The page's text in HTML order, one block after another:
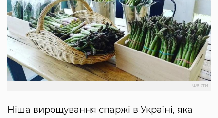
Факти
Ніша вирощування спаржі в Україні, яка